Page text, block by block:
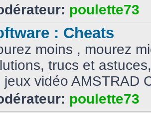
poulette73
: Cheats
moins , mourez
trucs et
jeux vidéo AMSTRAD
poulette73